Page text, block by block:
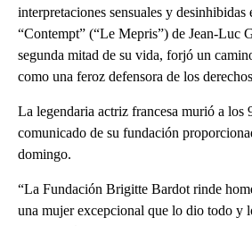
interpretaciones sensuales y desinhibidas
“Contempt” (“Le Mepris”) de Jean-Luc
segunda mitad de su vida, forjó un
como una feroz defensora de los
La legendaria actriz francesa murió a los
comunicado de su fundación
domingo.
“La Fundación Brigitte Bardot rinde
una mujer excepcional que lo dio todo y